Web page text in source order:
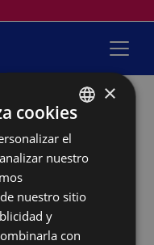
clases de
BASQUE
SPANISH
×
cookies
el
nuestro
nuestro sitio
y
con